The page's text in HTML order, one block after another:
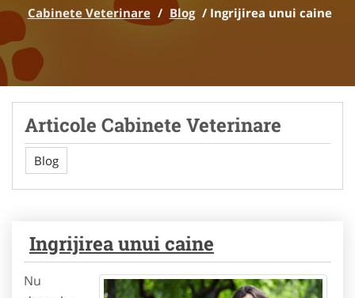
Cabinete Veterinare / Blog / Ingrijirea unui caine
Articole Cabinete Veterinare
Blog
Ingrijirea unui caine
Nu